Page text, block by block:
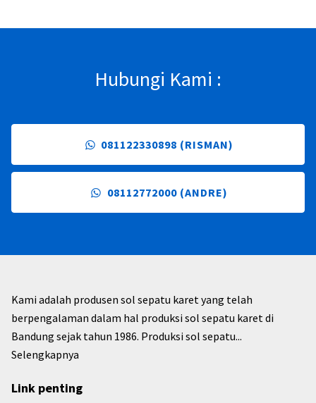
Hubungi Kami :
081122330898 (RISMAN)
08112772000 (ANDRE)
Kami adalah produsen sol sepatu karet yang telah
berpengalaman dalam hal produksi sol sepatu karet di
Bandung sejak tahun 1986. Produksi sol sepatu...
Selengkapnya
Link penting